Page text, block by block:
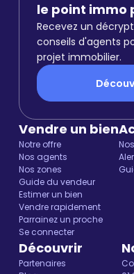
le point immo
Recevez un
conseils d'agents
projet immobilier.
Vendre un bien
Notre offre
Nos agents
Nos zones
Guide du vendeur
Estimer un bien
Vendre rapidement
Parrainez un proche
Se connecter
Découvrir
Partenaires